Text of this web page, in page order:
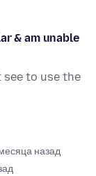
& am unable
to use the
назад